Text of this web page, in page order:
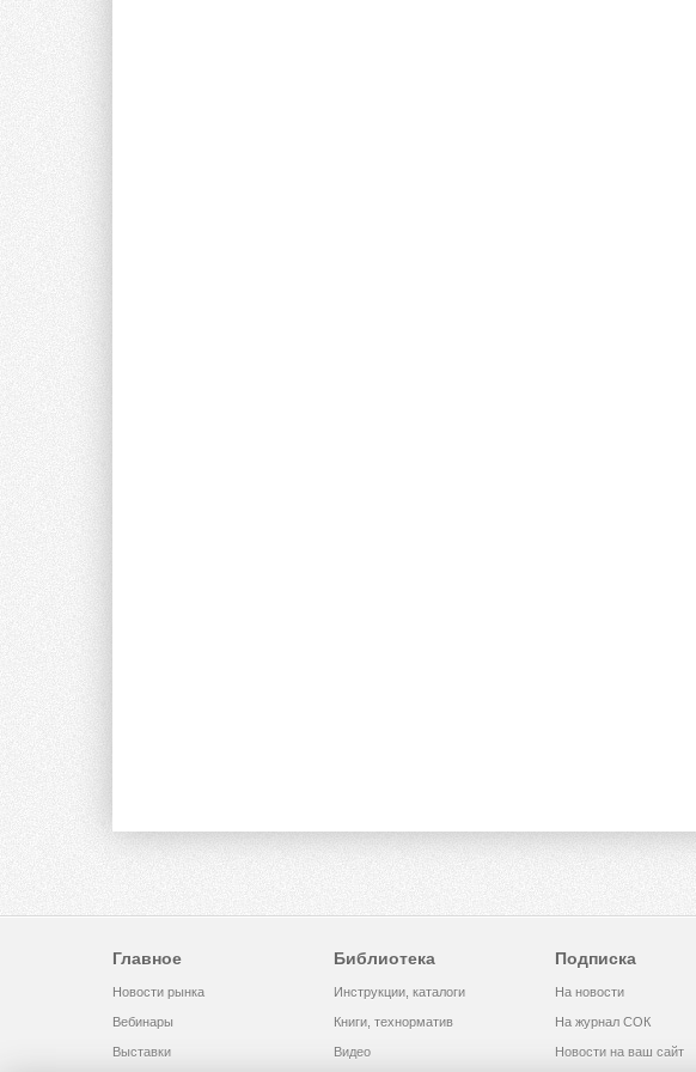
Главное
Новости рынка
Вебинары
Выставки
Библиотека
Инструкции, каталоги
Книги, технорматив
Видео
Подписка
На новости
На журнал СОК
Новости на ваш сайт